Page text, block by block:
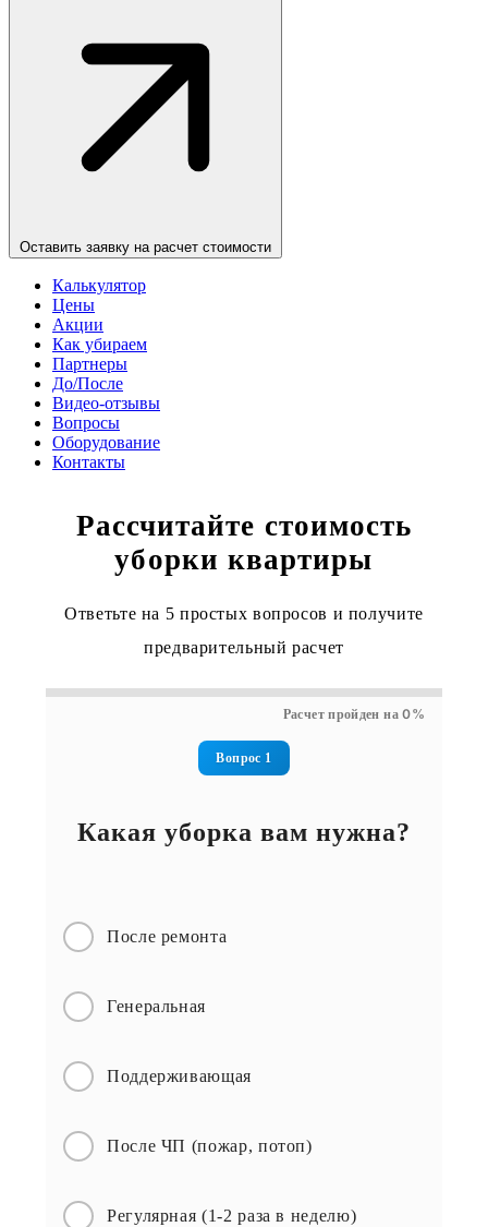
Оставить заявку на расчет стоимости
Калькулятор
Цены
Акции
Как убираем
Партнеры
До/После
Видео-отзывы
Вопросы
Оборудование
Контакты
Рассчитайте стоимость
уборки квартиры
Ответьте на 5 простых вопросов и получите
предварительный расчет
Расчет пройден на0%
Вопрос 1
Какая уборка вам нужна?
После ремонта
Генеральная
Поддерживающая
После ЧП (пожар, потоп)
Регулярная (1-2 раза в неделю)